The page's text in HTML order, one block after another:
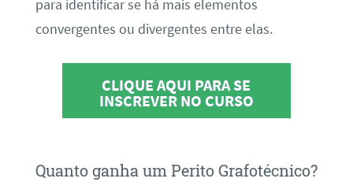
para identificar se há mais elementos
convergentes ou divergentes entre elas.
CLIQUE AQUI PARA SE
INSCREVER NO CURSO
Quanto ganha um Perito Grafotécnico?